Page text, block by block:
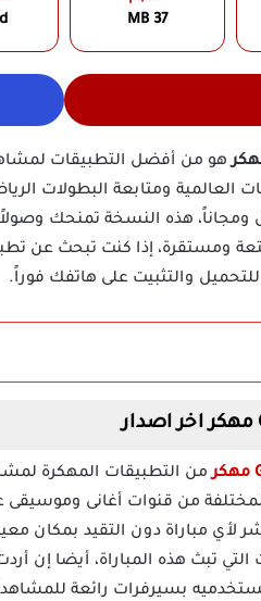
37 MB
هو من أفضل التطبيقات
العالمية ومتابعة البطولات
ومستقرة، إذا كنت تبحث عن
والتثبيت على هاتفك فوراً.
من التطبيقات المهكرة
من قنوات أغانى وموسيقى
لأي مباراة دون التقيد بمكان
التي تبث هذه المباراة، أيضا
مستخدميه بسيرفرات رائعة